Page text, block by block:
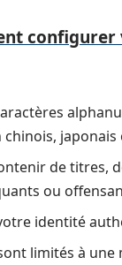
configurer
japonais
de titres,
ou
identité
limités à